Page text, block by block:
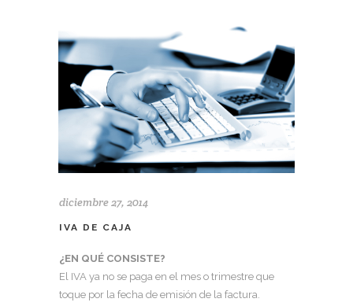
diciembre 27, 2014
IVA DE CAJA
¿EN QUÉ CONSISTE?
El IVA ya no se paga en el mes o trimestre que
toque por la fecha de emisión de la factura.